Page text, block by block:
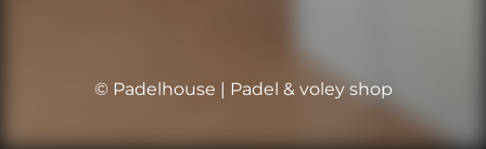
© Padelhouse | Padel & voley shop